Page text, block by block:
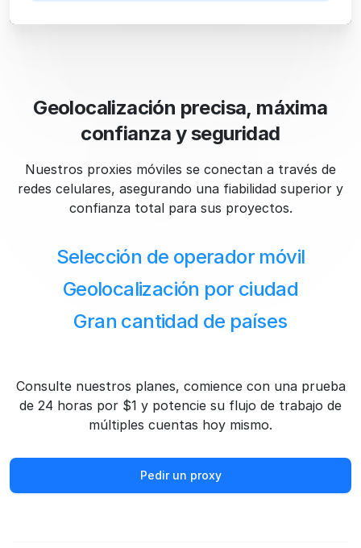
Geolocalización precisa, máxima
confianza y seguridad
Nuestros proxies móviles se conectan a través de
redes celulares, asegurando una fiabilidad superior y
confianza total para sus proyectos.
Selección de operador móvil
Geolocalización por ciudad
Gran cantidad de países
Consulte nuestros planes, comience con una prueba
de 24 horas por $1 y potencie su flujo de trabajo de
múltiples cuentas hoy mismo.
Pedir un proxy